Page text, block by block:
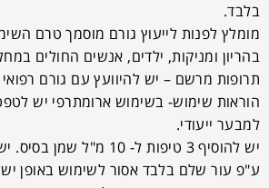
בלבד.
מומלץ לפנות לייעוץ גורם מוסמך טרם
בהריון ומניקות, ילדים, אנשים החולים
תרופות מרשם – יש להיוועץ עם גורם
הוראות שימוש- בשימוש ארומתרפי יש
למבער ייעודי.
יש להוסיף 3 טיפות ל- 10
ע"פ עור שלם בלבד אסור לשימוש באופן